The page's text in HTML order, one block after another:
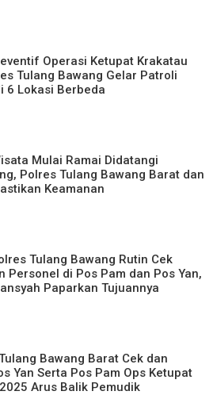
Operasi Ketupat Krakatau
Tulang Bawang Gelar Patroli
6 Lokasi Berbeda
Mulai Ramai Didatangi
Polres Tulang Bawang Barat dan
Keamanan
Tulang Bawang Rutin Cek
Personel di Pos Pam dan Pos Yan,
Paparkan Tujuannya
Bawang Barat Cek dan
Yan Serta Pos Pam Ops Ketupat
Arus Balik Pemudik